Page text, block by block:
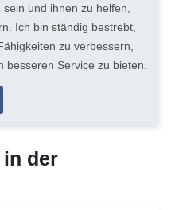
und ihnen zu helfen,
Ich bin ständig bestrebt,
zu verbessern,
Service zu bieten.
in der